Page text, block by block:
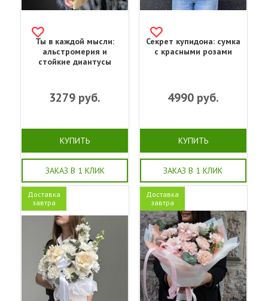
Ты в каждой мысли:
альстромерия и
стойкие диантусы
3279 руб.
КУПИТЬ
ЗАКАЗ В 1 КЛИК
Секрет купидона: сумка
с красными розами
4990руб.
КУПИТЬ
ЗАКАЗ В 1 КЛИК
Доставка
завтра
Доставка
завтра